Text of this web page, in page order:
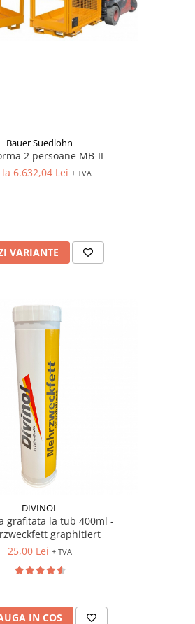
Bauer Suedlohn
2 persoane MB-II
la 6.632,04 Lei+ TVA
VARIANTE
DIVINOL
grafitata la tub 400ml -
graphitiert
25,00 Lei + TVA
IN COS